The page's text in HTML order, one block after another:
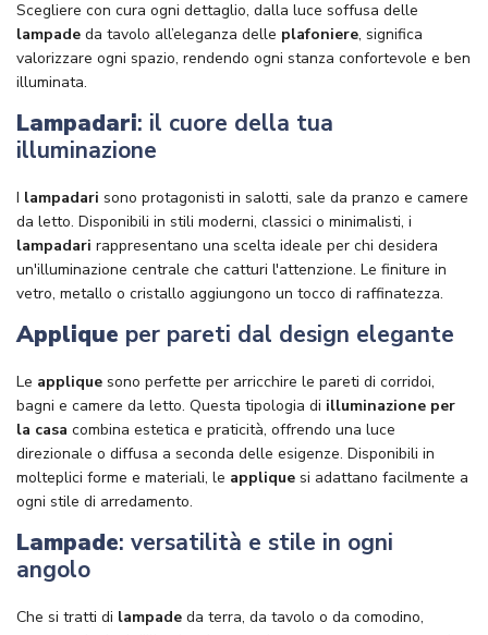
Scegliere con cura ogni dettaglio, dalla luce soffusa delle
lampade da tavolo all’eleganza delle plafoniere, significa
valorizzare ogni spazio, rendendo ogni stanza confortevole e ben
illuminata.
Lampadari: il cuore della tua
illuminazione
I lampadari sono protagonisti in salotti, sale da pranzo e camere
da letto. Disponibili in stili moderni, classici o minimalisti, i
lampadari rappresentano una scelta ideale per chi desidera
un'illuminazione centrale che catturi l'attenzione. Le finiture in
vetro, metallo o cristallo aggiungono un tocco di raffinatezza.
Applique per pareti dal design elegante
Le applique sono perfette per arricchire le pareti di corridoi,
bagni e camere da letto. Questa tipologia di illuminazione per
la casa combina estetica e praticità, offrendo una luce
direzionale o diffusa a seconda delle esigenze. Disponibili in
molteplici forme e materiali, le applique si adattano facilmente a
ogni stile di arredamento.
Lampade: versatilità e stile in ogni
angolo
Che si tratti di lampade da terra, da tavolo o da comodino,